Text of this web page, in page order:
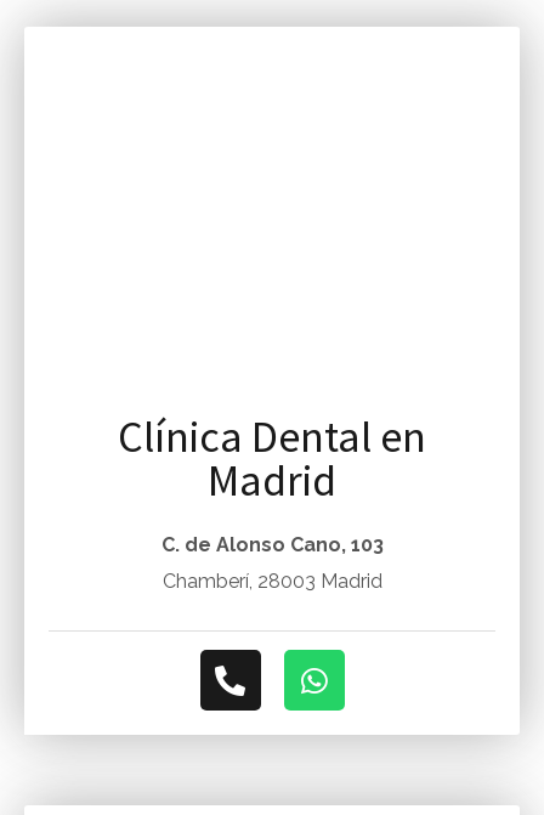
Clínica Dental en
Madrid
C. de Alonso Cano, 103
Chamberí, 28003 Madrid